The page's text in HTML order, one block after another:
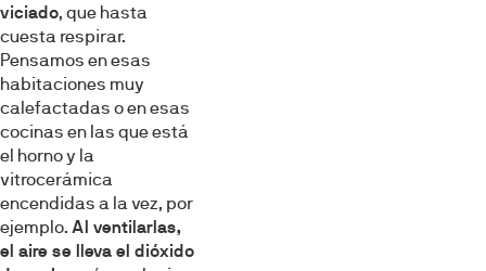
viciado, que hasta
cuesta respirar.
Pensamos en esas
habitaciones muy
calefactadas o en esas
cocinas en las que está
el horno y la
vitrocerámica
encendidas a la vez, por
ejemplo. Al ventilarlas,
el aire se lleva el dióxido